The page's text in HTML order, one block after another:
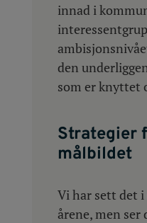
innad i
den
som er knyttet
Strategier
målbildet
Vi har sett det i
årene, men